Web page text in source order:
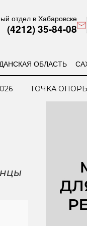
отдел в Хабаровске
(4212) 35-84-08
ОБЛАСТЬ
ТОЧКА